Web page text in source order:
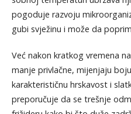
pogoduje razvoju
gubi svježinu i može da
Već nakon kratkog vremena
manje privlačne, mijenjaju
karakterističnu hrskavost i
preporučuje da se trešnje